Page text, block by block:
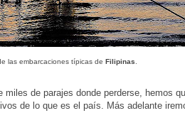
las embarcaciones típicas de Filipinas
miles de parajes donde perderse, hemos
de lo que es el país. Más adelante